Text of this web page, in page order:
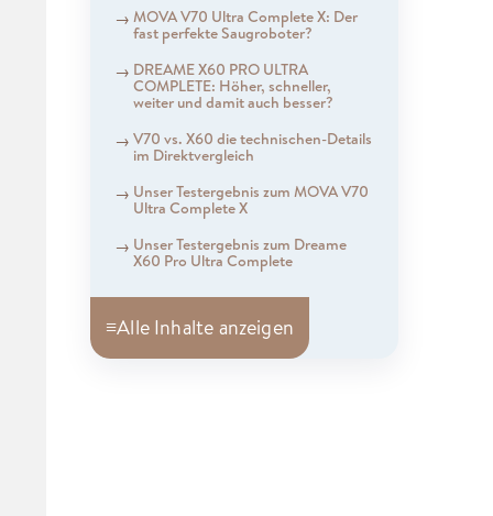
MOVA V70 Ultra Complete X: Der
fast perfekte Saugroboter?
DREAME X60 PRO ULTRA
COMPLETE: Höher, schneller,
weiter und damit auch besser?
V70 vs. X60 die technischen-Details
im Direktvergleich
Unser Testergebnis zum MOVA V70
Ultra Complete X
Unser Testergebnis zum Dreame
X60 Pro Ultra Complete
≡Alle Inhalte anzeigen